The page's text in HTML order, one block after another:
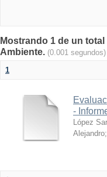
Mostrando 1 de un
Ambiente. (0.001 segundos)
1
-
López
Alejandro;